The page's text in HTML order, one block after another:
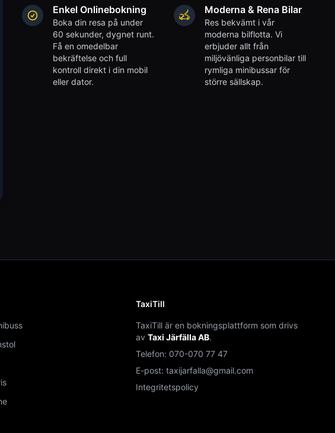
Enkel Onlinebokning
Boka din resa på under
60 sekunder, dygnet runt.
Få en omedelbar
bekräftelse och full
kontroll direkt i din mobil
eller dator.
Moderna & Rena Bilar
Res bekvämt i vår
moderna bilflotta. Vi
erbjuder allt från
miljövänliga personbilar till
rymliga minibussar för
större sällskap.
TaxiTill
TaxiTill är en bokningsplattform som drivs
av Taxi Järfälla AB.
Telefon: 070-070 77 47
E-post: taxijarfalla@gmail.com
Integritetspolicy